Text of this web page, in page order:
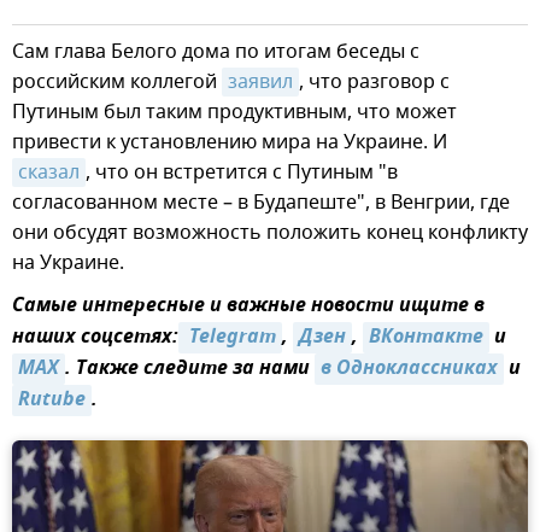
Сам глава Белого дома по итогам беседы с
российским коллегой заявил , что разговор с
Путиным был таким продуктивным, что может
привести к установлению мира на Украине. И
сказал , что он встретится с Путиным "в
согласованном месте – в Будапеште", в Венгрии, где
они обсудят возможность положить конец конфликту
на Украине.
Самые интересные и важные новости ищите в
наших соцсетях: Telegram, Дзен, ВКонтакте и
MAX. Также следите за нами в Одноклассниках и
Rutube.